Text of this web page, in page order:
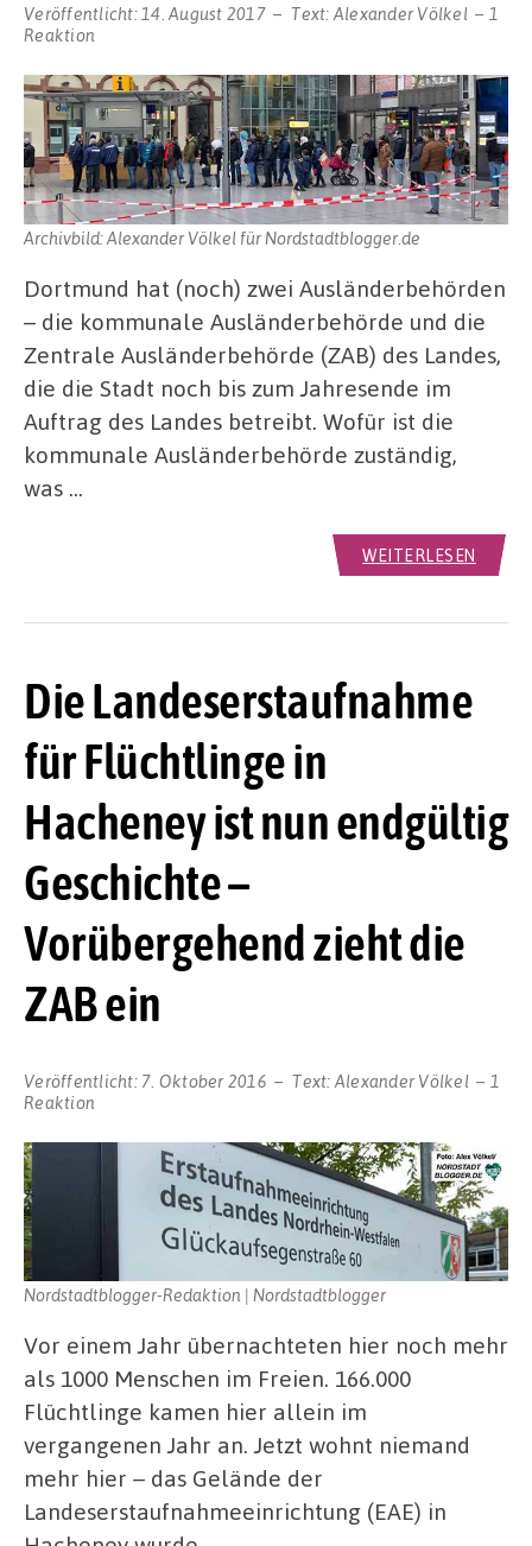
Veröffentlicht: 14. August 2017 Text: Alexander Völkel
1
Reaktion
Archivbild: Alexander Völkel für Nordstadtblogger.de
Dortmund hat (noch) zwei Ausländerbehörden
– die kommunale Ausländerbehörde und die
Zentrale Ausländerbehörde (ZAB) des Landes,
die die Stadt noch bis zum Jahresende im
Auftrag des Landes betreibt. Wofür ist die
kommunale Ausländerbehörde zuständig,
was …
WEITERLESEN
Die Landeserstaufnahme
für Flüchtlinge in
Hacheney ist nun endgültig
Geschichte –
Vorübergehend zieht die
ZAB ein
Veröffentlicht: 7. Oktober 2016 Text: Alexander Völkel
1
Reaktion
Nordstadtblogger-Redaktion | Nordstadtblogger
Vor einem Jahr übernachteten hier noch mehr
als 1000 Menschen im Freien. 166.000
Flüchtlinge kamen hier allein im
vergangenen Jahr an. Jetzt wohnt niemand
mehr hier – das Gelände der
Landeserstaufnahmeeinrichtung (EAE) in